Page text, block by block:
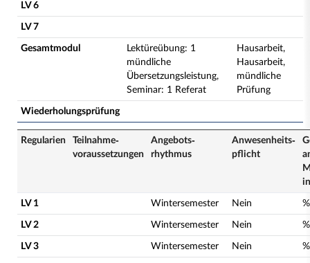
LV 6
LV 7
Gesamtmodul
Lektüreübung: 1
mündliche
Übersetzungsleistung,
Seminar: 1 Referat
Hausarbeit,
Hausarbeit,
mündliche
Prüfung
Wiederholungsprüfung
Regularien
Teilnahme­
voraussetzungen
Angebots­
rhythmus
Anwesenheits­
pflicht
LV 1 Wintersemester Nein %
LV 2 Wintersemester Nein %
LV 3 Wintersemester Nein %